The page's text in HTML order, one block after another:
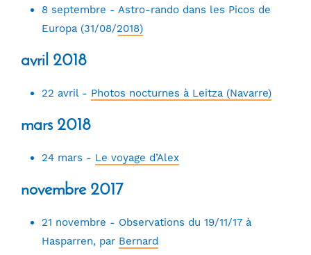
8 septembre - Astro-rando dans les Picos de
Europa (31/08/2018)
avril 2018
22 avril - Photos nocturnes à Leitza (Navarre)
mars 2018
24 mars - Le voyage d’Alex
novembre 2017
21 novembre - Observations du 19/11/17 à
Hasparren, par Bernard